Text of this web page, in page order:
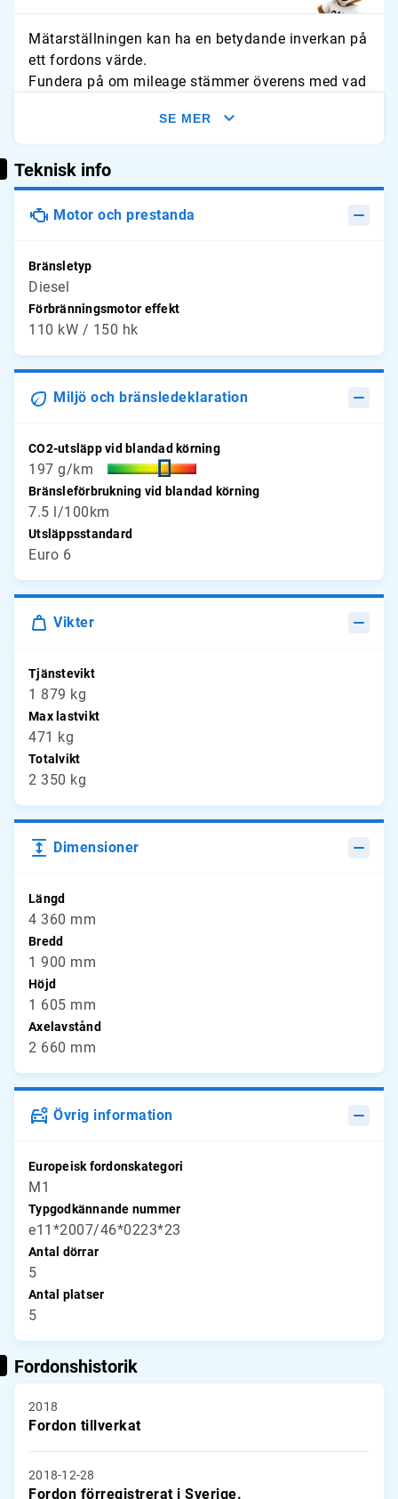
Mätarställningen kan ha en betydande inverkan på
ett fordons värde.
Fundera på om mileage stämmer överens med vad
slitage och jämför avläsningarna med typliga
årliga genomsnitt.
SE MER
Teknisk info
Motor och prestanda
Bränsletyp
Diesel
Förbränningsmotor effekt
110 kW / 150 hk
Miljö och bränsledeklaration
CO2-utsläpp vid blandad körning
197 g/km
Bränsleförbrukning vid blandad körning
7.5 l/100km
Utsläppsstandard
Euro 6
Vikter
Tjänstevikt
1 879 kg
Max lastvikt
471 kg
Totalvikt
2 350 kg
Dimensioner
Längd
4 360 mm
Bredd
1 900 mm
Höjd
1 605 mm
Axelavstånd
2 660 mm
Övrig information
Europeisk fordonskategori
M1
Typgodkännande nummer
e11*2007/46*0223*23
Antal dörrar
5
Antal platser
5
Fordonshistorik
2018
Fordon tillverkat
2018-12-28
Fordon förregistrerat i Sverige.